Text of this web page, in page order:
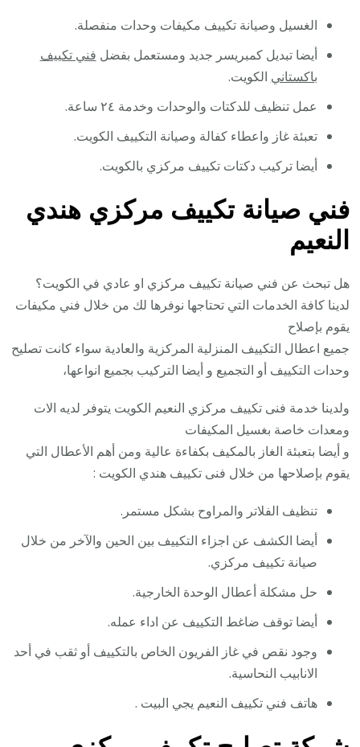
الغسيل وصيانة تكييف مكيفات وحدات منفصلة.
أيضا تبديل كمبريسر جديد ومستعمل بفضل فني تكييف
باكستاني الكويت.
عمل تنظيف للدكتات والوحدات وخدمة ٢٤ ساعة.
تعبئة غاز واعطاء كفالة وصيانة التكييف الكويت.
أيضا تركيب دكتات تكييف مركزي بالكويت.
فني صيانة تكييف مركزي هندي
النعيم
هل تبحث عن فني صيانة تكييف مركزي او عادي في الكويت؟
لدينا كافة الخدمات التي تحتاجها نوفرها لك من خلال فني مكيفات
يقوم بإصلاح
جميع اعطال التكييف المنزلية المركزية والعادية سواء كانت تصليح
وحدات التكييف أو التجميع و أيضا التركيب بجميع انواعها،
ولدينا خدمة فنى تكييف مركزي النعيم الكويت يتوفر لديه الات
ومعدات خاصة بغسيل المكيفات
و أيضا بتعبئة الغاز بالمكيف بكفاءة عالية ومن أهم الأعطال التي
يقوم بإصلاحها من خلال فنى تكييف هندي الكويت :
تنظيف الفلاتر والمراوح بشكل مستمر.
أيضا الكشف عن اجزاء التكييف بين الحين والآخر من خلال
صيانة تكييف مركزي.
حل مشكلة أعطال الوحدة الخارجية.
أيضا توقف ضاغط التكييف عن اداء عمله.
وجود نقص في غاز الفريون الخاص بالتكييف أو ثقب في أحد
الانابيب النحاسية.
هاتف فني تكييف النعيم يجي البيت .